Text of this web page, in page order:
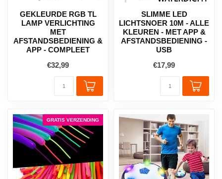
GEKLEURDE RGB TL
LAMP VERLICHTING
MET
AFSTANDSBEDIENING &
APP - COMPLEET
€32,99
SLIMME LED
LICHTSNOER 10M - ALLE
KLEUREN - MET APP &
AFSTANDSBEDIENING -
USB
€17,99
GRATIS VERZENDING